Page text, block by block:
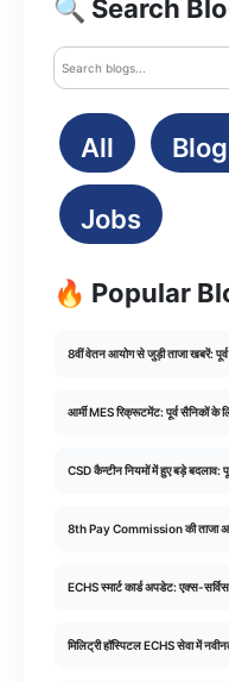
🔍 Search
All
Jobs
🔥 Popular
8वीं वेतन आयोग से जुड़ी ताजा खबरें:
आर्मी MES रिक्रूटमेंट: पूर्व सैनिकों के
CSD कैन्टीन नियमों में हुए बड़े बदलाव:
8th Pay Commission की ताजा
ECHS स्मार्ट कार्ड अपडेट: एक्स-
मिलिट्री हॉस्पिटल ECHS सेवा में